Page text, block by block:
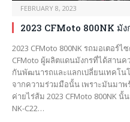
FEBRUARY 8, 2023
2023 CFMoto 800NK มัง
2023 CFMoto 800NK รถมอเตอร์
CFMoto ผู้ผลิตแดนมังกรที่ได้สาน
กันพัฒนารถและแลกเปลี่ยนเทคโ
จากความร่วมมือนั้น เพราะมันมา
ค่ายไร่ส้ม 2023 CFMoto 800NK
NK-C22…